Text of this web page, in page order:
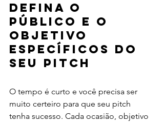
Defina o
público e o
objetivo
específicos do
seu pitch
O tempo é curto e você precisa ser
muito certeiro para que seu pitch
tenha sucesso. Cada ocasião, objetivo